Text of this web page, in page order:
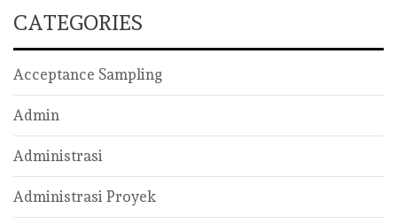
CATEGORIES
Acceptance Sampling
Admin
Administrasi
Administrasi Proyek